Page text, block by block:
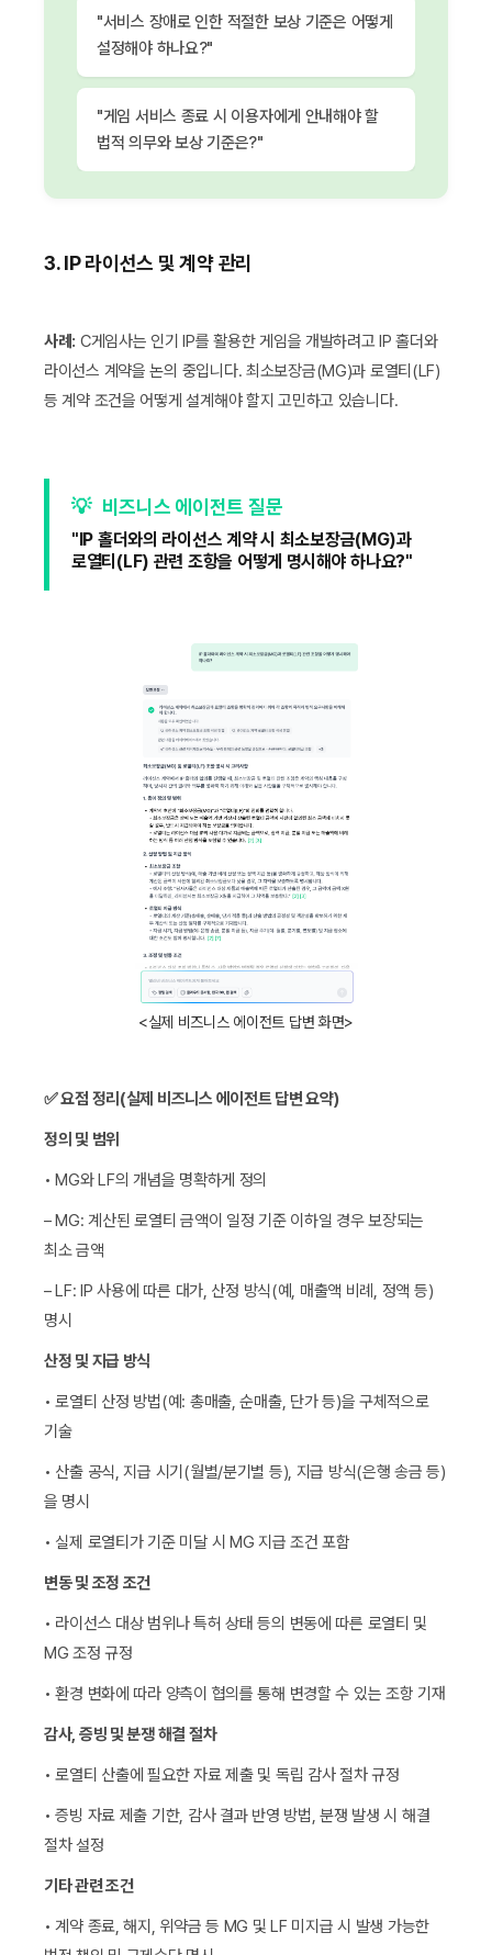
"서비스 장애로 인한 적절한 보상 기준은 어떻게
설정해야 하나요?"
"게임 서비스 종료 시 이용자에게 안내해야 할
법적 의무와 보상 기준은?"
3. IP 라이선스 및 계약 관리
사례: C게임사는 인기 IP를 활용한 게임을 개발하려고 IP 홀더와
라이선스 계약을 논의 중입니다. 최소보장금(MG)과 로열티(LF)
등 계약 조건을 어떻게 설계해야 할지 고민하고 있습니다.
💡 비즈니스 에이전트 질문
"IP 홀더와의 라이선스 계약 시 최소보장금(MG)과
로열티(LF) 관련 조항을 어떻게 명시해야 하나요?"
<실제 비즈니스 에이전트 답변 화면>
✅ 요점 정리(실제 비즈니스 에이전트 답변 요약)
정의 및 범위
• MG와 LF의 개념을 명확하게 정의
– MG: 계산된 로열티 금액이 일정 기준 이하일 경우 보장되는
최소 금액
– LF: IP 사용에 따른 대가, 산정 방식(예, 매출액 비례, 정액 등)
명시
산정 및 지급 방식
• 로열티 산정 방법(예: 총매출, 순매출, 단가 등)을 구체적으로
기술
• 산출 공식, 지급 시기(월별/분기별 등), 지급 방식(은행 송금 등)
을 명시
• 실제 로열티가 기준 미달 시 MG 지급 조건 포함
변동 및 조정 조건
• 라이선스 대상 범위나 특허 상태 등의 변동에 따른 로열티 및
MG 조정 규정
• 환경 변화에 따라 양측이 협의를 통해 변경할 수 있는 조항 기재
감사, 증빙 및 분쟁 해결 절차
• 로열티 산출에 필요한 자료 제출 및 독립 감사 절차 규정
• 증빙 자료 제출 기한, 감사 결과 반영 방법, 분쟁 발생 시 해결
절차 설정
기타 관련 조건
• 계약 종료, 해지, 위약금 등 MG 및 LF 미지급 시 발생 가능한